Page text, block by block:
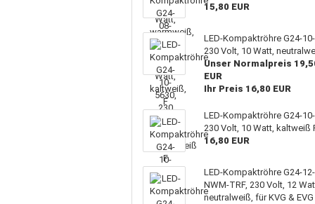
15,80 EUR
LED-Kompaktröhre G24-
230 Volt, 10 Watt,
Unser Normalpreis
EUR
Ihr Preis 16,80 EUR
LED-Kompaktröhre G24-
230 Volt, 10 Watt, kaltweiß
16,80 EUR
LED-Kompaktröhre G24-12-
NWM-TRF, 230 Volt, 12
neutralweiß, für KVG & EVG